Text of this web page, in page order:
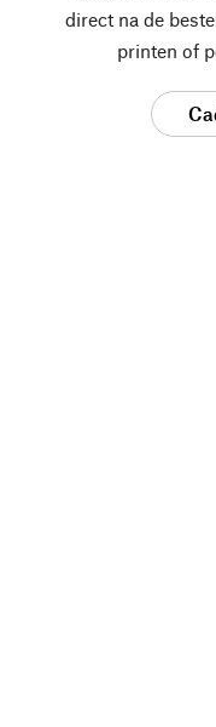
direct na de
printen of